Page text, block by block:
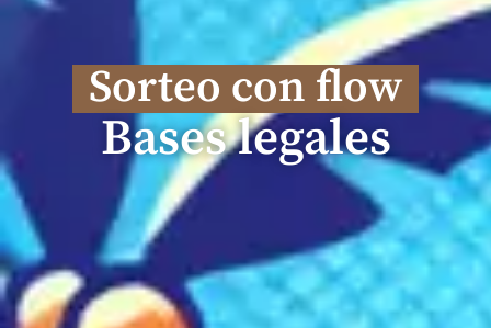
Sorteo con flow
Bases legales